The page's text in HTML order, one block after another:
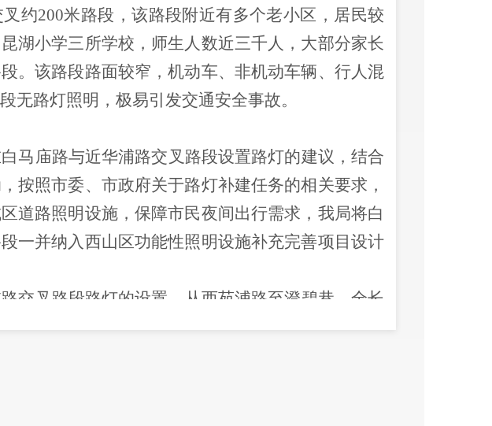
约200米路段，该路段附近有多个老小区 ， 居民较
湖小学三所学校，师生人数近三千人，大部分家长
。该路段路面较窄，机动车、非机动车辆、行人混
无路灯照明，极易引发交通安全事故。
马庙路与近华浦路交叉路段设置路灯的建议，结合
按照市委、市政府关于路灯补建任务的相关要求，
道路照明设施，保障市民夜间出行需求，我局将白
一并纳入西山区功能性照明设施补充完善项目设计
交叉路段路灯的设置，从西苑浦路至澄碧巷，全长
织施工单位进场施工，6月26日完工，共计安装路灯